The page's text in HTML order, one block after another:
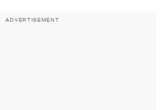
ADVERTISEMENT